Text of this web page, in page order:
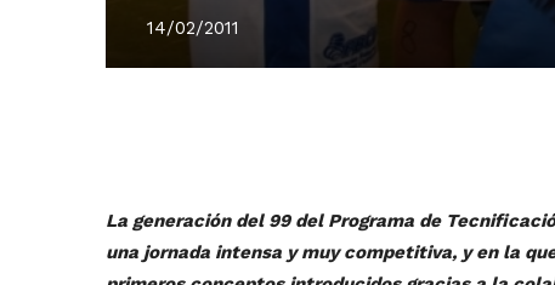
14/02/2011
La generación del 99 del Programa de
una jornada intensa y muy competitiva, y en la